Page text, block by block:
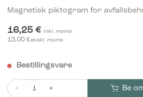
Magnetisk piktogram for
16,25 € inkl. moms
13,00 €ekskl. moms
Bestillingsvare
Piktogram Tekstilavfall 12x12 cm
Be